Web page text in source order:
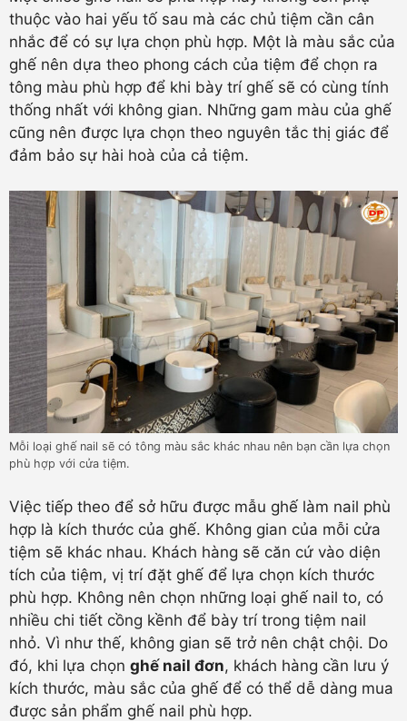
thuộc vào hai yếu tố sau mà các chủ tiệm cần cân
nhắc để có sự lựa chọn phù hợp. Một là màu sắc của
ghế nên dựa theo phong cách của tiệm để chọn ra
tông màu phù hợp để khi bày trí ghế sẽ có cùng tính
thống nhất với không gian. Những gam màu của ghế
cũng nên được lựa chọn theo nguyên tắc thị giác để
đảm bảo sự hài hoà của cả tiệm.
Mỗi loại ghế nail sẽ có tông màu sắc khác nhau nên bạn cần lựa chọn
phù hợp với cửa tiệm.
Việc tiếp theo để sở hữu được mẫu ghế làm nail phù
hợp là kích thước của ghế. Không gian của mỗi cửa
tiệm sẽ khác nhau. Khách hàng sẽ căn cứ vào diện
tích của tiệm, vị trí đặt ghế để lựa chọn kích thước
phù hợp. Không nên chọn những loại ghế nail to, có
nhiều chi tiết cồng kềnh để bày trí trong tiệm nail
nhỏ. Vì như thế, không gian sẽ trở nên chật chội. Do
đó, khi lựa chọn ghế nail đơn, khách hàng cần lưu ý
kích thước, màu sắc của ghế để có thể dễ dàng mua
được sản phẩm ghế nail phù hợp.